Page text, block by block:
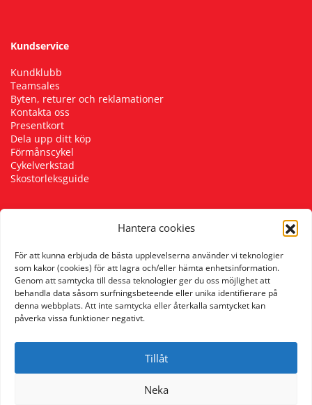
Hantera cookies
För att kunna erbjuda de bästa upplevelserna använder vi teknologier
som kakor (cookies) för att lagra och/eller hämta enhetsinformation.
Genom att samtycka till dessa teknologier ger du oss möjlighet att
behandla data såsom surfningsbeteende eller unika identifierare på
denna webbplats. Att inte samtycka eller återkalla samtycket kan
påverka vissa funktioner negativt.
Tillåt
Neka
Kundservice
Kundklubb
Teamsales
Byten, returer och reklamationer
Kontakta oss
Presentkort
Dela upp ditt köp
Förmånscykel
Cykelverkstad
Skostorleksguide